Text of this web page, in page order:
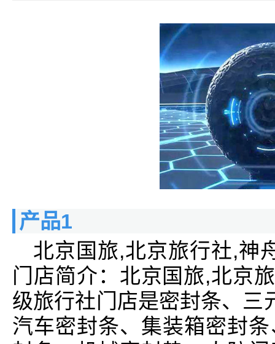
产品1
北京国旅,北京旅行社,神
门店简介：北京国旅,北京
级旅行社门店是密封条、三
汽车密封条、集装箱密封